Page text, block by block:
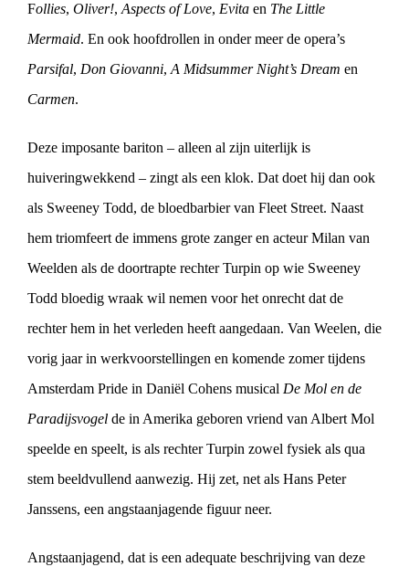
Follies, Oliver!, Aspects of Love, Evita en The Little
Mermaid. En ook hoofdrollen in onder meer de opera’s
Parsifal, Don Giovanni, A Midsummer Night’s Dream en
Carmen.
Deze imposante bariton – alleen al zijn uiterlijk is
huiveringwekkend – zingt als een klok. Dat doet hij dan ook
als Sweeney Todd, de bloedbarbier van Fleet Street. Naast
hem triomfeert de immens grote zanger en acteur Milan van
Weelden als de doortrapte rechter Turpin op wie Sweeney
Todd bloedig wraak wil nemen voor het onrecht dat de
rechter hem in het verleden heeft aangedaan. Van Weelen, die
vorig jaar in werkvoorstellingen en komende zomer tijdens
Amsterdam Pride in Daniël Cohens musical De Mol en de
Paradijsvogel de in Amerika geboren vriend van Albert Mol
speelde en speelt, is als rechter Turpin zowel fysiek als qua
stem beeldvullend aanwezig. Hij zet, net als Hans Peter
Janssens, een angstaanjagende figuur neer.
Angstaanjagend, dat is een adequate beschrijving van deze